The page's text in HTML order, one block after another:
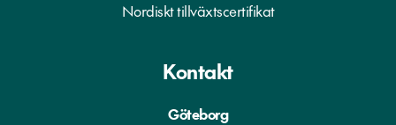
Nordiskt tillväxtscertifikat
Kontakt
Göteborg